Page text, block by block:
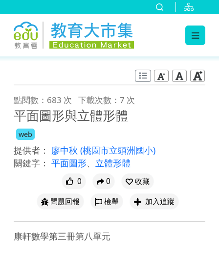
點閱數：683 次 下載次數：7 次
平面圖形與立體形體
web
提供者： 廖中秋 (桃園市立頭洲國小)
關鍵字： 平面圖形、 立體形體
0 0
收藏
問題回報
檢舉 加入追蹤
康軒數學第三冊第八單元